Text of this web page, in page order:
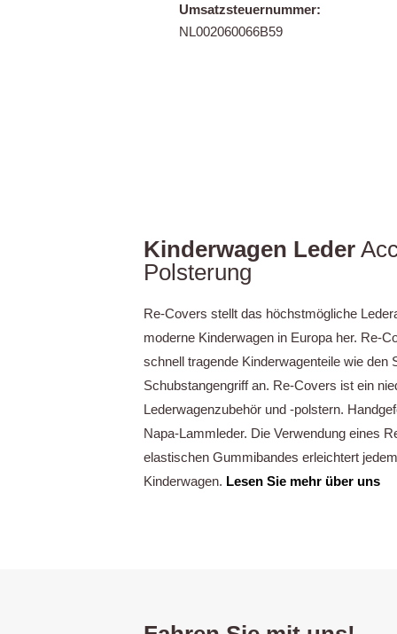
Umsatzsteuernummer:
NL002060066B59
Kinderwagen Leder
Polsterung
Re-Covers stellt das höchstmögliche
moderne Kinderwagen in Europa her. Re-
schnell tragende Kinderwagenteile wie den
Schubstangengriff an. Re-Covers ist ein
Lederwagenzubehör und -polstern.
Napa-Lammleder. Die Verwendung eines
elastischen Gummibandes erleichtert
Kinderwagen. Lesen Sie mehr über uns